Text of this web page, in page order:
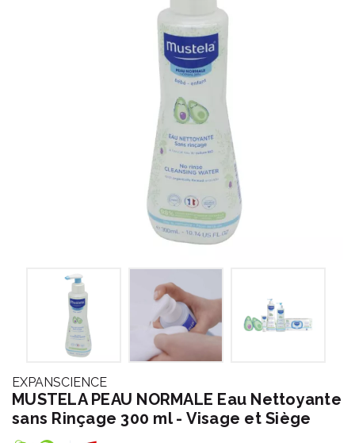
EXPANSCIENCE
MUSTELA PEAU NORMALE Eau Nettoyante
sans Rinçage 300 ml - Visage et Siège